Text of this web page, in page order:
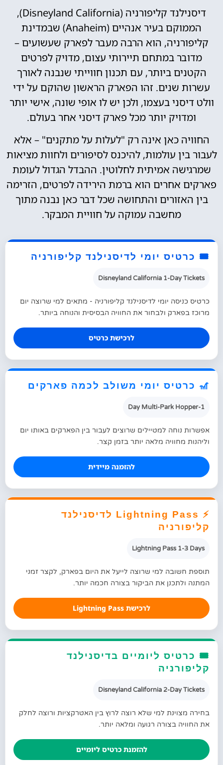
דיסנילנד קליפורניה (Disneyland California),
הממוקם בעיר אנהיים (Anaheim) שבמדינת
קליפורניה, הוא הרבה מעבר לפארק שעשועים –
מדובר במתחם תיירותי עצום, מדויק לפרטים
הקטנים ביותר, עם תכנון חווייתי שנבנה לאורך
עשרות שנים. זהו הפארק הראשון שהוקם על ידי
וולט דיסני בעצמו, ולכן יש לו אופי שונה, אישי יותר
ומדויק יותר מכל פארק דיסני אחר בעולם.
החוויה כאן אינה רק "לעלות על מתקנים" – אלא
לעבור בין עולמות, להיכנס לסיפורים ולחוות מציאות
שמרגישה אמיתית לחלוטין. ההבדל הגדול לעומת
פארקים אחרים הוא ברמת הירידה לפרטים, הזרימה
בין האזורים והתחושה שכל דבר כאן נבנה מתוך
מחשבה עמוקה על חוויית המבקר.
🎟️ כרטיס יומי לדיסנילנד קליפורניה
Disneyland California 1-Day Tickets
כרטיס כניסה יומי לדיסנילנד קליפורניה - מתאים למי שרוצה יום
מרוכז בפארק ולבחור את החוויה הבסיסית והנוחה ביותר.
לרכישת כרטיס
🎢 כרטיס יומי משולב לכמה פארקים
1-Day Multi-Park Hopper
אפשרות נוחה למטיילים שרוצים לעבור בין הפארקים באותו יום
וליהנות מחוויה מלאה יותר בזמן קצר.
להזמנה מיידית
⚡ Lightning Pass לדיסנילנד
קליפורניה
Lightning Pass 1-3 Days
תוספת חשובה למי שרוצה לייעל את היום בפארק, לקצר זמני
המתנה ולתכנן את הביקור בצורה חכמה יותר.
לרכישת Lightning Pass
🎟️ כרטיס ליומיים בדיסנילנד
קליפורניה
Disneyland California 2-Day Tickets
בחירה מצוינת למי שלא רוצה לרוץ בין האטרקציות ורוצה לחלק
את החוויה בצורה רגועה ומלאה יותר.
להזמנת כרטיס ליומיים